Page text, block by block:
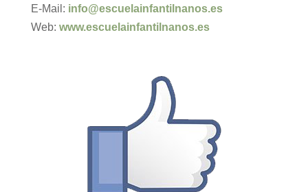
E-Mail: info@escuelainfantilnanos.es
Web: www.escuelainfantilnanos.es